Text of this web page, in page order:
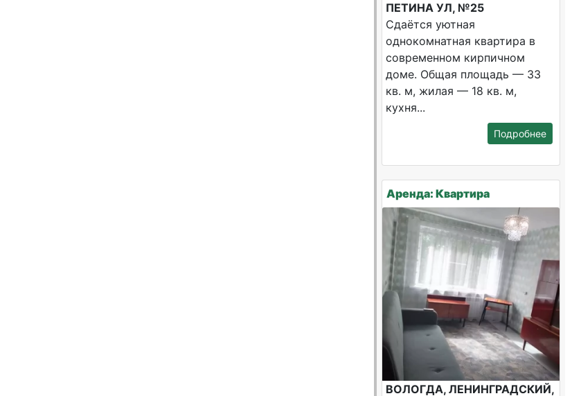
ПЕТИНА УЛ, №25
Сдаётся уютная
однокомнатная квартира в
современном кирпичном
доме. Общая площадь — 33
кв. м, жилая — 18 кв. м,
кухня...
Подробнее
Аренда: Квартира
ВОЛОГДА, ЛЕНИНГРАДСКИЙ,